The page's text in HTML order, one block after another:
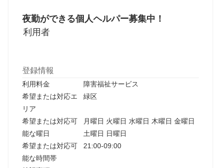
夜勤ができる個人ヘルパー募集中！
利用者
登録情報
利用料金
障害福祉サービス
希望または対応エ
リア
緑区
希望または対応可
能な曜日
月曜日 火曜日 水曜日 木曜日 金曜日
土曜日 日曜日
希望または対応可
能な時間帯
21:00-09:00